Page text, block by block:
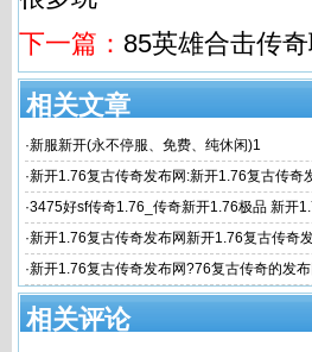
下一篇： 85英雄合击传
相关文章
·新服新开(永不停服、免费、纯休闲)1
·新开1.76复古传奇发布网:新开1.76复古传奇
签到28天免费
·3475好sf传奇1.76_传奇新开1.76极品 新开
发布网
·新开1.76复古传奇发布网新开1.76复古传奇
很多玩
·新开1.76复古传奇发布网?76复古传奇的发
相关评论